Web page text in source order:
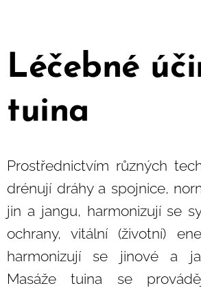
Léčebné
tuina
Prostřednictvím různých
drénují dráhy a spojnice,
jin a jangu, harmonizují se
ochrany, vitální (životní)
harmonizují se jinové a
Masáže tuina se